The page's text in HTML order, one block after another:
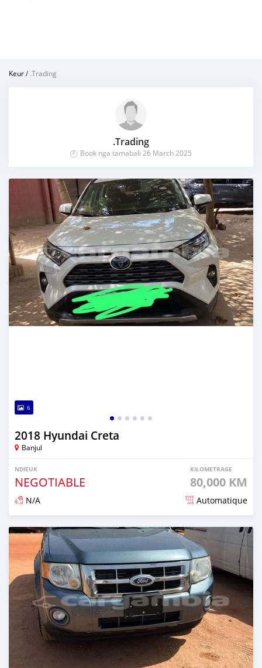
Keur/.Trading
.Trading
Book nga tamabali 26 March 2025
6
2018 Hyundai Creta
Banjul
NDIEUK
NEGOTIABLE
KILOMETRAGE
80,000 KM
N/A Automatique
Dougal na niou ko depuis over 1 years